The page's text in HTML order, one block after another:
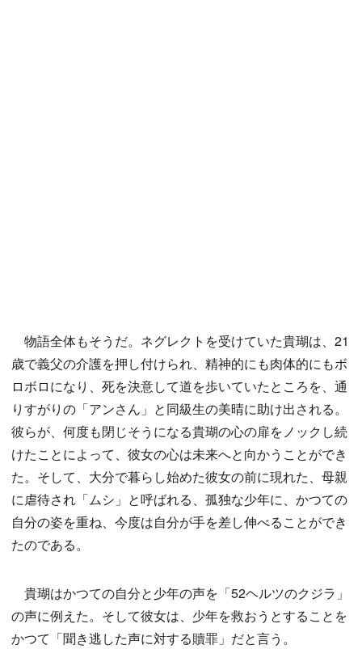
物語全体もそうだ。ネグレクトを受けていた貴瑚は、21
歳で義父の介護を押し付けられ、精神的にも肉体的にもボ
ロボロになり、死を決意して道を歩いていたところを、通
りすがりの「アンさん」と同級生の美晴に助け出される。
彼らが、何度も閉じそうになる貴瑚の心の扉をノックし続
けたことによって、彼女の心は未来へと向かうことができ
た。そして、大分で暮らし始めた彼女の前に現れた、母親
に虐待され「ムシ」と呼ばれる、孤独な少年に、かつての
自分の姿を重ね、今度は自分が手を差し伸べることができ
たのである。
貴瑚はかつての自分と少年の声を「52ヘルツのクジラ」
の声に例えた。そして彼女は、少年を救おうとすることを
かつて「聞き逃した声に対する贖罪」だと言う。